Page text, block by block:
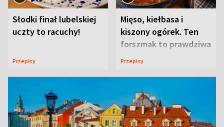
Słodki finał lubelskiej
uczty to racuchy!
Przepisy
Mięso, kiełbasa i
kiszony ogórek. Ten
forszmak to prawdziwa
uczta
Przepisy